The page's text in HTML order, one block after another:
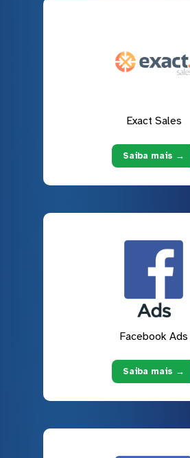
Exact Sales
Saiba mais →
Facebook Ads
Saiba mais →